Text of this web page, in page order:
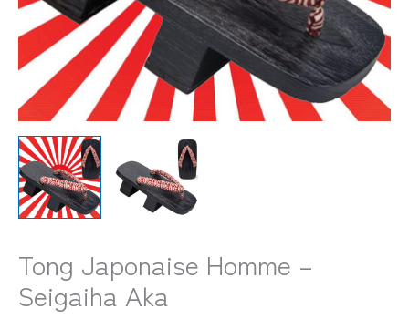
Tong Japonaise Homme –
Seigaiha Aka